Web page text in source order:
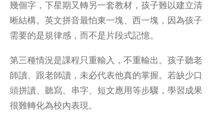
幾個字，下星期又轉另一套教材，孩子難以建立清
晰結構。英文拼音最怕東一塊、西一塊，因為孩子
需要的是規律感，而不是片段式記憶。
第三種情況是課程只重輸入，不重輸出。孩子聽老
師讀、跟老師讀，未必代表他真的掌握。若缺少口
頭拼讀、聽寫、串字、短文應用等步驟，學習成果
很難轉化為校內表現。